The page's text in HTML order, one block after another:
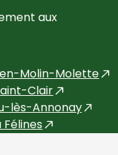
aux
Molin-Molette
Clair
lès-Annonay
Félines